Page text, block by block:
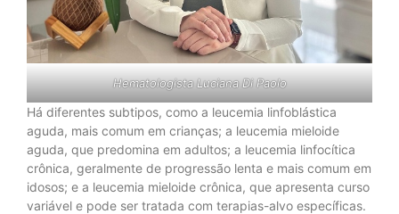
Hematologista Luciana Di Paolo
Há diferentes subtipos, como a leucemia linfoblástica
aguda, mais comum em crianças; a leucemia mieloide
aguda, que predomina em adultos; a leucemia linfocítica
crônica, geralmente de progressão lenta e mais comum em
idosos; e a leucemia mieloide crônica, que apresenta curso
variável e pode ser tratada com terapias-alvo específicas.